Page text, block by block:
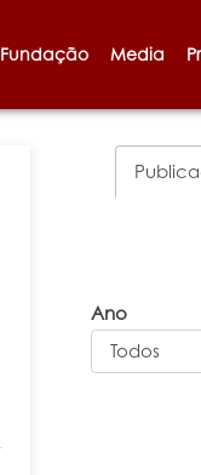
Fundação Media
Ano